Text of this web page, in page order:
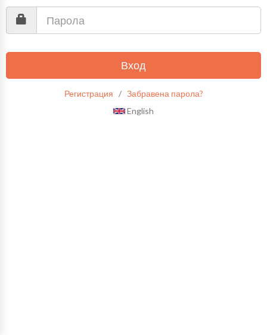
Вход
Регистрация / Забравена парола?
English